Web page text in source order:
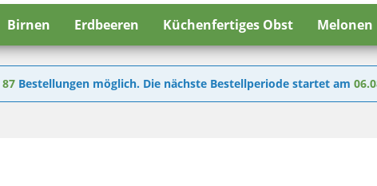
Birnen Erdbeeren Küchenfertiges Obst Melonen
87 Bestellungen möglich. Die nächste Bestellperiode startet am